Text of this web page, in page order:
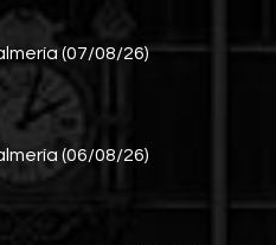
(07/08/26)
(06/08/26)